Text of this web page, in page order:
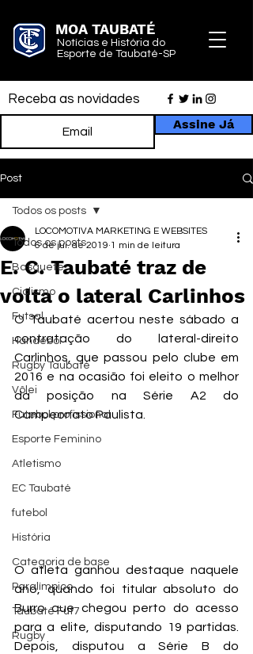
MOA TAUBATÉ
Notícias e História do
Esporte de Taubaté-SP
Receba as novidades
Assine Já
Post
Todos os posts
Basquete
Ciclismo
Futsal
Handebol
Rugby Taubaté
Vôlei
Futebol profissional
Esporte Feminino
Atletismo
EC Taubaté
futebol
História
Categoria de base
Paralímpico
Taubaté Fut7
Rugby
Todos os posts
E. C. Taubaté traz de
volta o lateral Carlinhos
LOCOMOTIVA MARKETING E WEBSITES
6 de jul. de 2019 1 min de leitura
O Taubaté acertou neste sábado a
contratação do lateral-direito
Carlinhos, que passou pelo clube em
2016 e na ocasião foi eleito o melhor
da posição na Série A2 do
Campeonato Paulista.
O atleta ganhou destaque naquele
ano, quando foi titular absoluto do
Burro que chegou perto do acesso
para a elite, disputando 19 partidas.
Depois, disputou a Série B do